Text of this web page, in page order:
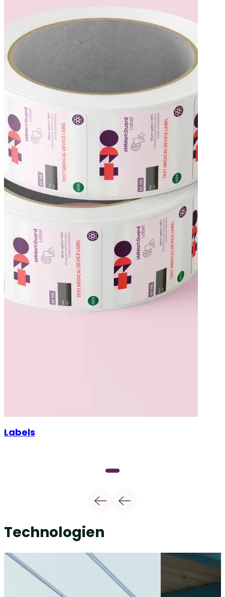
Labels
Technologien